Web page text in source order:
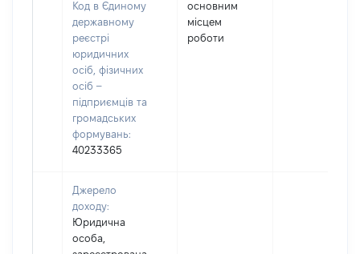
Код в Єдиному
державному
реєстрі
юридичних
осіб, фізичних
осіб –
підприємців та
громадських
формувань:
40233365
основним
місцем
роботи
Джерело
доходу:
Юридична
особа,